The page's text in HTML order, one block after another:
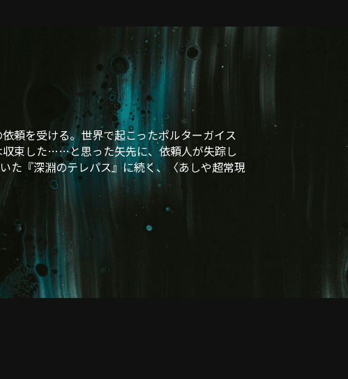
頼を受ける。世界で起こったポルターガイス
収束した……と思った矢先に、依頼人が失踪し
た『深淵のテレパス』に続く、〈あしや超常現